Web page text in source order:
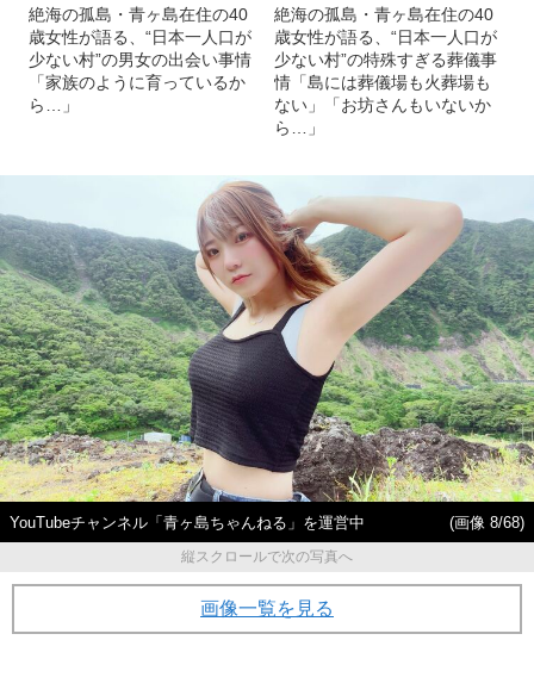
絶海の孤島・青ヶ島在住の40
歳女性が語る、“日本一人口が
少ない村”の男女の出会い事情
「家族のように育っているか
ら…」
絶海の孤島・青ヶ島在住の40
歳女性が語る、“日本一人口が
少ない村”の特殊すぎる葬儀事
情「島には葬儀場も火葬場も
ない」「お坊さんもいないか
ら…」
YouTubeチャンネル「青ヶ島ちゃんねる」を運営中
(画像 8/68)
縦スクロールで次の写真へ
画像一覧を見る